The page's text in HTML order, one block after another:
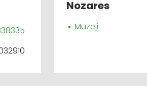
Nozares
Muzeji